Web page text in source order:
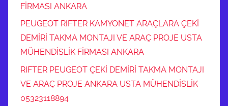
FİRMASI ANKARA
PEUGEOT RIFTER KAMYONET ARAÇLARA ÇEKİ
DEMİRİ TAKMA MONTAJI VE ARAÇ PROJE USTA
MÜHENDİSLİK FİRMASI ANKARA
RIFTER PEUGEOT ÇEKİ DEMİRİ TAKMA MONTAJI
VE ARAÇ PROJE ANKARA USTA MÜHENDİSLİK
05323118894